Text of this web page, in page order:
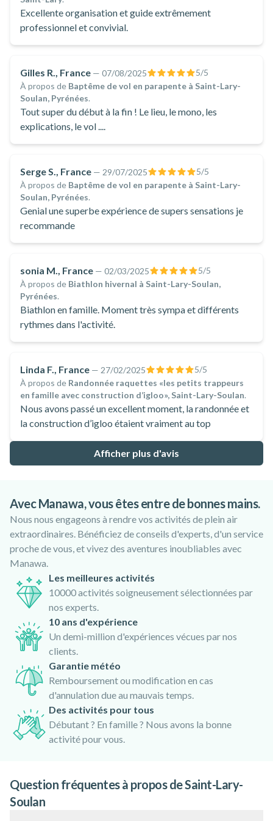
Excellente organisation et guide extrêmement
professionnel et convivial.
Gilles R., France — 07/08/2025 5/5
À propos de Baptême de vol en parapente à Saint-Lary-
Soulan, Pyrénées.
Tout super du début à la fin ! Le lieu, le mono, les
explications, le vol ....
Serge S., France — 29/07/2025 5/5
À propos de Baptême de vol en parapente à Saint-Lary-
Soulan, Pyrénées.
Genial une superbe expérience de supers sensations je
recommande
sonia M., France — 02/03/2025 5/5
À propos de Biathlon hivernal à Saint-Lary-Soulan,
Pyrénées.
Biathlon en famille. Moment très sympa et différents
rythmes dans l'activité.
Linda F., France — 27/02/2025 5/5
À propos de Randonnée raquettes «les petits trappeurs
en famille avec construction d’igloo», Saint-Lary-Soulan.
Nous avons passé un excellent moment, la randonnée et
la construction d’igloo étaient vraiment au top
Afficher plus d'avis
Avec Manawa, vous êtes entre de bonnes mains.
Nous nous engageons à rendre vos activités de plein air
extraordinaires. Bénéficiez de conseils d'experts, d'un service
proche de vous, et vivez des aventures inoubliables avec
Manawa.
Les meilleures activités
10000 activités soigneusement sélectionnées par
nos experts.
10 ans d'expérience
Un demi-million d'expériences vécues par nos
clients.
Garantie météo
Remboursement ou modification en cas
d'annulation due au mauvais temps.
Des activités pour tous
Débutant ? En famille ? Nous avons la bonne
activité pour vous.
Question fréquentes à propos de Saint-Lary-
Soulan